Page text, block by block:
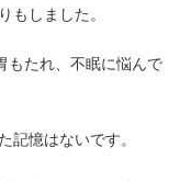
もしました。
もたれ、不眠に悩んで
記憶はないです。